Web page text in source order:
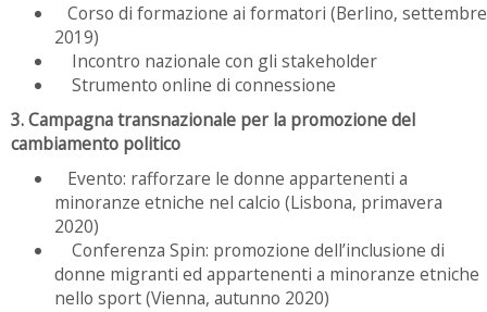
Corso di formazione ai formatori (Berlino, settembre
2019)
Incontro nazionale con gli stakeholder
Strumento online di connessione
3. Campagna transnazionale per la promozione del
cambiamento politico
Evento: rafforzare le donne appartenenti a
minoranze etniche nel calcio (Lisbona, primavera
2020)
Conferenza Spin: promozione dell’inclusione di
donne migranti ed appartenenti a minoranze etniche
nello sport (Vienna, autunno 2020)